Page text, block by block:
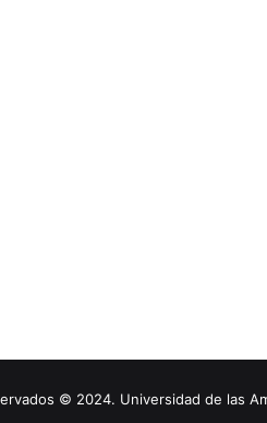
© 2024. Universidad de las